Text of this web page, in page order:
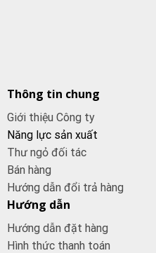
Thông tin chung
Giới thiệu Công ty
Năng lực sản xuất
Thư ngỏ đối tác
Bán hàng
Hướng dẫn đổi trả hàng
Hướng dẫn
Hướng dẫn đặt hàng
Hình thức thanh toán